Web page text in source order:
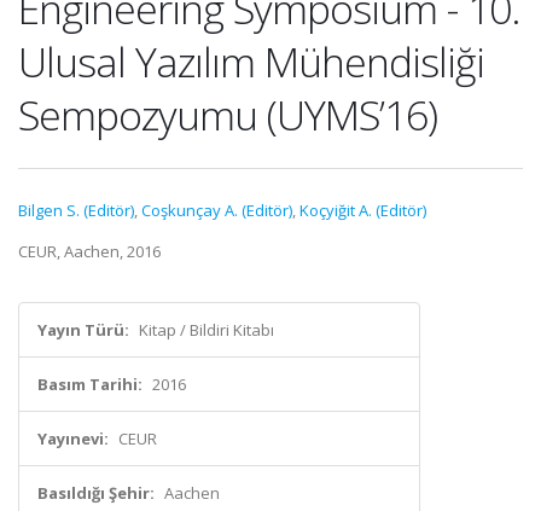
Ulusal Yazılım Mühendisliği
Sempozyumu (UYMS’16)
Bilgen S. (Editör),Coşkunçay A. (Editör),Koçyiğit A. (Editör)
CEUR, Aachen, 2016
Yayın Türü: Kitap / Bildiri Kitabı
Basım Tarihi: 2016
Yayınevi: CEUR
Basıldığı Şehir: Aachen